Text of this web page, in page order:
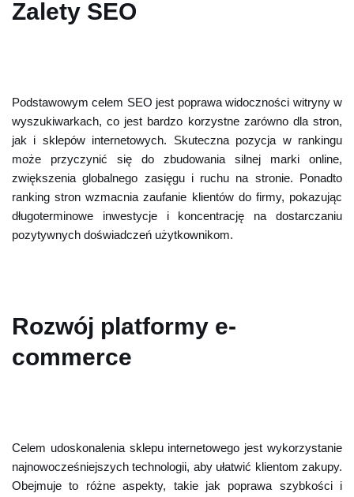
Zalety SEO
Podstawowym celem SEO jest poprawa widoczności witryny w
wyszukiwarkach, co jest bardzo korzystne zarówno dla stron,
jak i sklepów internetowych. Skuteczna pozycja w rankingu
może przyczynić się do zbudowania silnej marki online,
zwiększenia globalnego zasięgu i ruchu na stronie. Ponadto
ranking stron wzmacnia zaufanie klientów do firmy, pokazując
długoterminowe inwestycje i koncentrację na dostarczaniu
pozytywnych doświadczeń użytkownikom.
Rozwój platformy e-
commerce
Celem udoskonalenia sklepu internetowego jest wykorzystanie
najnowocześniejszych technologii, aby ułatwić klientom zakupy.
Obejmuje to różne aspekty, takie jak poprawa szybkości i